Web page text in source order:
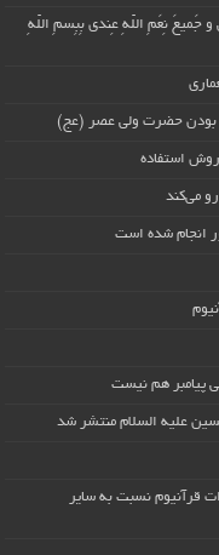
و جَمیعَ نِعَمِ اللّهِ عِندی بِبِسمِ اللّهِ
بودن حضرت ولی عصر (عج)
روش استفاده
می‌کند
انجام شده است
پیامبر هم نیست
علیه السلام منتشر شد
قرآنیوم نسبت به سایر